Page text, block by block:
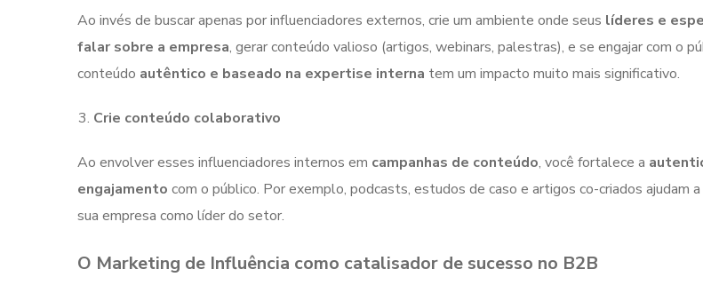
Ao invés de buscar apenas por influenciadores externos, crie um ambiente onde seus líderes e
falar sobre a empresa, gerar conteúdo valioso (artigos, webinars, palestras), e se engajar com o
conteúdo autêntico e baseado na expertise interna tem um impacto muito mais significativo.
Crie conteúdo colaborativo
Ao envolver esses influenciadores internos em campanhas de conteúdo, você fortalece a
engajamento com o público. Por exemplo, podcasts, estudos de caso e artigos co-criados ajudam
sua empresa como líder do setor.
O Marketing de Influência como catalisador de sucesso no B2B